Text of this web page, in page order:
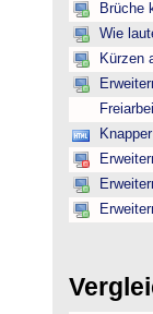
Brüche
Wie
Kürzen